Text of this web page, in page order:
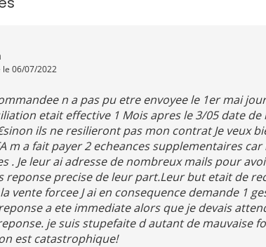
le 06/07/2022
n a pas pu etre envoyee le 1er mai
etait effective 1 Mois apres le 3/05 date
ils ne resilieront pas mon contrat Je veux
m a fait payer 2 echeances supplementaires
. Je leur ai adresse de nombreux mails pour
reponse precise de leur part.Leur but etait de
vente forcee J ai en consequence demande 1
a ete immediate alors que je devais
je suis stupefaite d autant de mauvaise
est catastrophique!